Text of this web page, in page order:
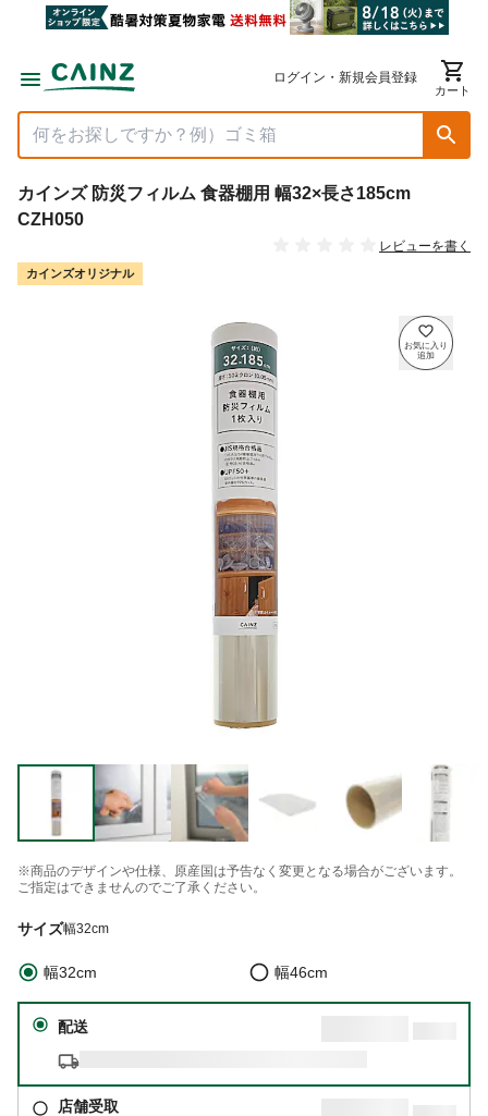
ログイン・新規会員登録
カート
カインズ 防災フィルム 食器棚用 幅32×長さ185cm
CZH050
レビューを書く
カインズオリジナル
※商品のデザインや仕様、原産国は予告なく変更となる場合がございます。
ご指定はできませんのでご了承ください。
サイズ幅32cm
幅32cm 幅46cm
配送
店舗受取